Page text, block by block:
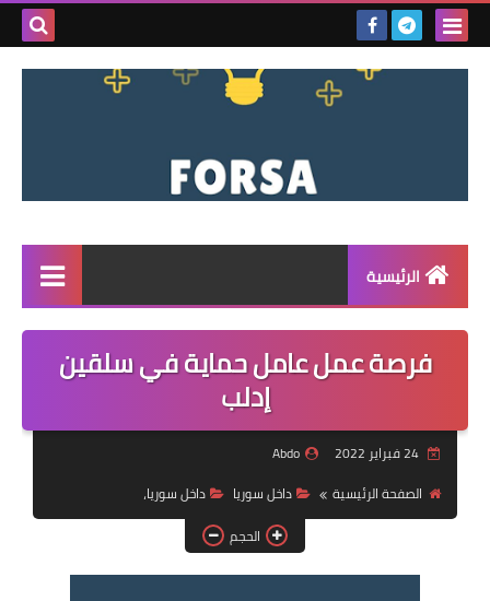
بحث
الرئيسية
القائمة
مناقصات
فرص عمل داخل سوريا
فرص عمل في العراق
فرص عمل في اليمن
فرصة عمل عامل حماية في سلقين
إدلب
24 فبراير 2022
Abdo
الصفحة الرئيسية
داخل سوريا
داخل سوريا،
الحجم